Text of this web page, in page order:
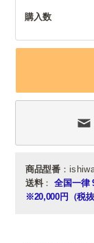
購入数
商品型番：
送料： 全国一律
※20,000円（税